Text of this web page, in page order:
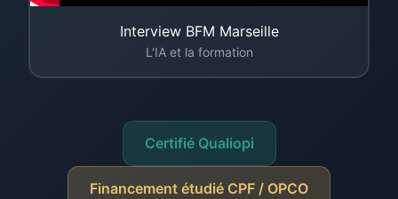
Interview BFM Marseille
L'IA et la formation
Certifié Qualiopi
Financement étudié CPF / OPCO